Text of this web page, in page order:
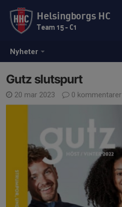
Nyheter
Helsingborgs HC
Team 15 - C1
Gutz slutspurt
20 mar 2023 0 kommentarer